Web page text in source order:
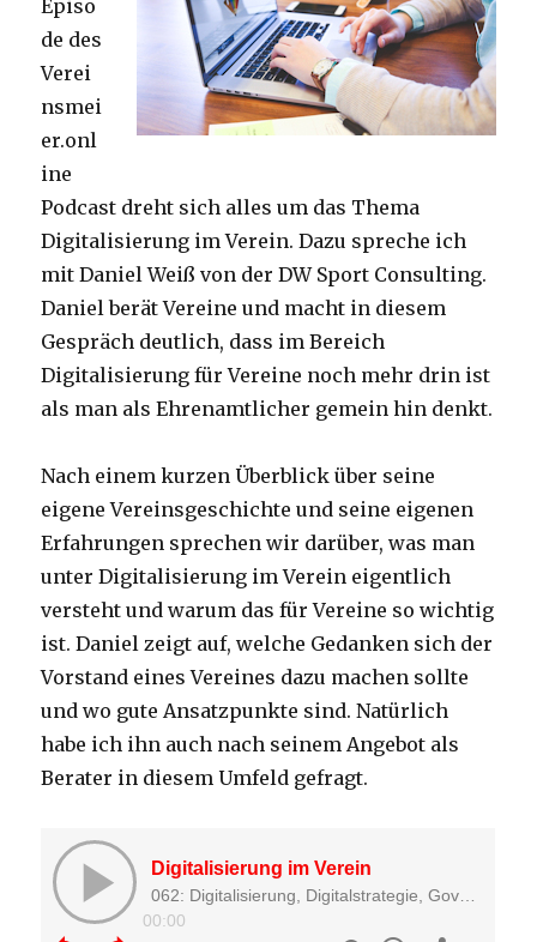
Episo
de des
Verei
nsmei
er.onl
ine
Podcast dreht sich alles um das Thema
Digitalisierung im Verein. Dazu spreche ich
mit Daniel Weiß von der DW Sport Consulting.
Daniel berät Vereine und macht in diesem
Gespräch deutlich, dass im Bereich
Digitalisierung für Vereine noch mehr drin ist
als man als Ehrenamtlicher gemein hin denkt.
Nach einem kurzen Überblick über seine
eigene Vereinsgeschichte und seine eigenen
Erfahrungen sprechen wir darüber, was man
unter Digitalisierung im Verein eigentlich
versteht und warum das für Vereine so wichtig
ist. Daniel zeigt auf, welche Gedanken sich der
Vorstand eines Vereines dazu machen sollte
und wo gute Ansatzpunkte sind. Natürlich
habe ich ihn auch nach seinem Angebot als
Berater in diesem Umfeld gefragt.